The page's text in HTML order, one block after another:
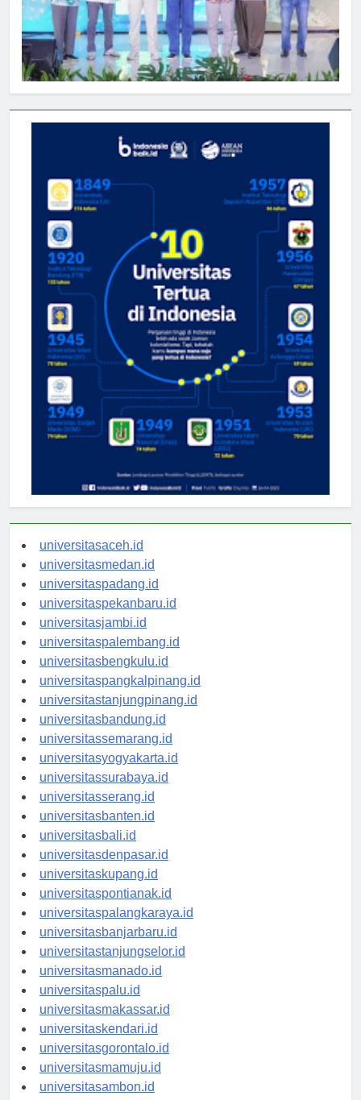
universitasaceh.id
universitasmedan.id
universitaspadang.id
universitaspekanbaru.id
universitasjambi.id
universitaspalembang.id
universitasbengkulu.id
universitaspangkalpinang.id
universitastanjungpinang.id
universitasbandung.id
universitassemarang.id
universitasyogyakarta.id
universitassurabaya.id
universitasserang.id
universitasbanten.id
universitasbali.id
universitasdenpasar.id
universitaskupang.id
universitaspontianak.id
universitaspalangkaraya.id
universitasbanjarbaru.id
universitastanjungselor.id
universitasmanado.id
universitaspalu.id
universitasmakassar.id
universitaskendari.id
universitasgorontalo.id
universitasmamuju.id